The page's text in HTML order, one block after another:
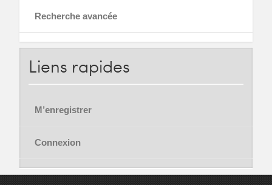
Recherche avancée
Liens rapides
M’enregistrer
Connexion